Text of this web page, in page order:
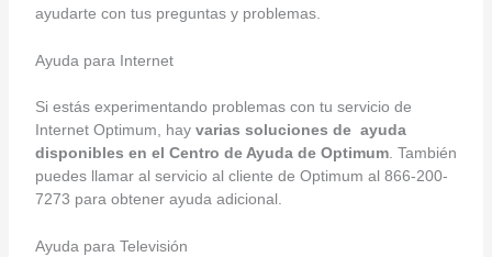
ayudarte con tus preguntas y problemas.
Ayuda para Internet
Si estás experimentando problemas con tu servicio de
Internet Optimum, hay varias soluciones de ayuda
disponibles en el Centro de Ayuda de Optimum. También
puedes llamar al servicio al cliente de Optimum al 866-200-
7273 para obtener ayuda adicional.
Ayuda para Televisión